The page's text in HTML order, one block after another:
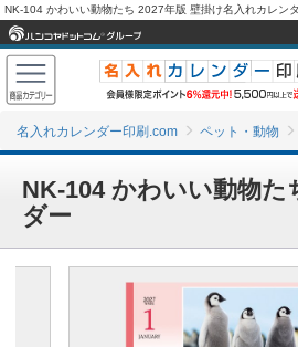
名入れカレンダー印刷.com ペット・動物
NK-104 かわいい動物た
ダー